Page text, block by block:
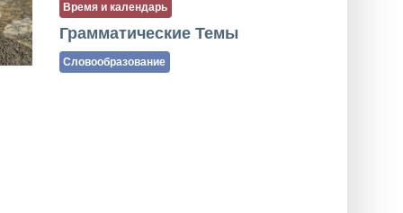
Время и календарь
Грамматические Темы
Словообразование